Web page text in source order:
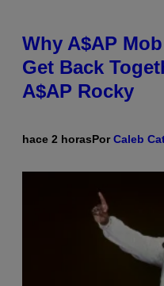
Why A$AP
Get Back
A$AP Rocky
hace 2 horasPorCaleb